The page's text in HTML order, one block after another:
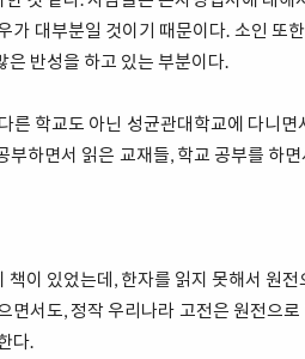
대부분일 것이기 때문이다. 소인 또
은 반성을 하고 있는 부분이다.
른 학교도 아닌 성균관대학교에 다니
하면서 읽은 교재들, 학교 공부를 하
이 있었는데, 한자를 읽지 못해서 원
면서도, 정작 우리나라 고전은 원전으
다.